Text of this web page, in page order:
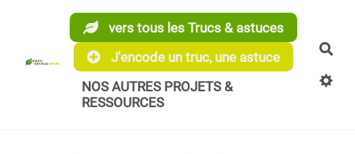
Aller au contenu principal
vers tous les Trucs & astuces
J'encode un truc, une astuce
NOS AUTRES PROJETS &
RESSOURCES